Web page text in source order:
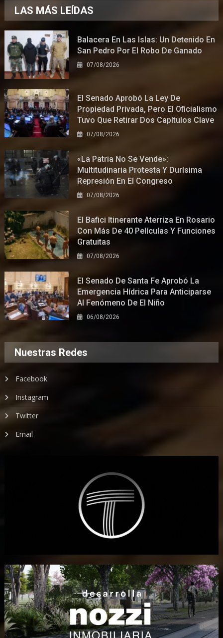
LAS MÁS LEÍDAS
Balacera En Las Islas: Un Detenido En
San Pedro Por El Robo De Ganado
07/08/2026
El Senado Aprobó La Ley De
Propiedad Privada, Pero El Oficialismo
Tuvo Que Retirar Dos Capítulos Clave
07/08/2026
«La Patria No Se Vende»:
Multitudinaria Protesta Y Durísima
Represión En El Congreso
07/08/2026
El Bafici Itinerante Aterriza En Rosario
Con Más De 40 Películas Y Funciones
Gratuitas
07/08/2026
El Senado De Santa Fe Aprobó La
Emergencia Hídrica Para Anticiparse
Al Fenómeno De El Niño
06/08/2026
Nuestras Redes
Facebook
Instagram
Twitter
Email